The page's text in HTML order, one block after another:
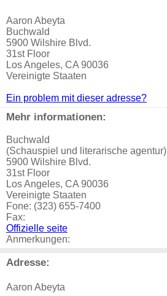
Aaron Abeyta
Buchwald
5900 Wilshire Blvd.
31st Floor
Los Angeles, CA 90036
Vereinigte Staaten
Ein problem mit dieser adresse?
Mehr informationen:
Buchwald
(Schauspiel und literarische agentur)
5900 Wilshire Blvd.
31st Floor
Los Angeles, CA 90036
Vereinigte Staaten
Fone: (323) 655-7400
Fax:
Offizielle seite
Anmerkungen:
Adresse:
Aaron Abeyta